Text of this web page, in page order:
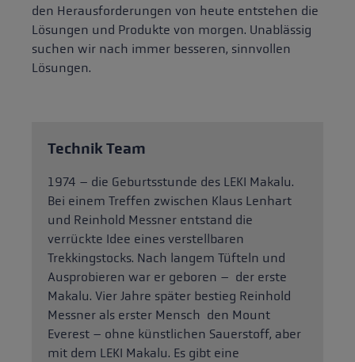
den Herausforderungen von heute entstehen die
Lösungen und Produkte von morgen. Unablässig
suchen wir nach immer besseren, sinnvollen
Lösungen.
Technik Team
1974 – die Geburtsstunde des LEKI Makalu.
Bei einem Treffen zwischen Klaus Lenhart
und Reinhold Messner entstand die
verrückte Idee eines verstellbaren
Trekkingstocks. Nach langem Tüfteln und
Ausprobieren war er geboren – der erste
Makalu. Vier Jahre später bestieg Reinhold
Messner als erster Mensch den Mount
Everest – ohne künstlichen Sauerstoff, aber
mit dem LEKI Makalu. Es gibt eine